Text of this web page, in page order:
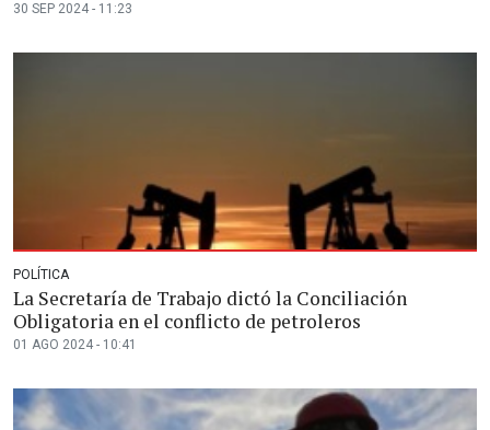
30 SEP 2024 - 11:23
POLÍTICA
La Secretaría de Trabajo dictó la Conciliación
Obligatoria en el conflicto de petroleros
01 AGO 2024 - 10:41